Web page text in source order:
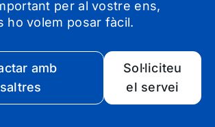
per al vostre ens,
ho volem posar fàcil.
amb
Sol·liciteu
el servei